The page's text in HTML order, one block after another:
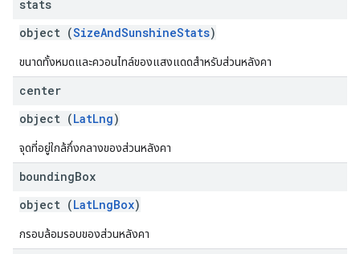
stats
object (SizeAndSunshineStats)
ขนาดทั้งหมดและควอนไทล์ของแสงแดดสำหรับส่วนหลังคา
center
object (LatLng)
จุดที่อยู่ใกล้กึ่งกลางของส่วนหลังคา
boundingBox
object (LatLngBox)
กรอบล้อมรอบของส่วนหลังคา